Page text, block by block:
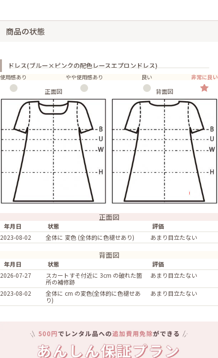
商品の状態
ドレス(ブルー×ピンクの配色レースエプロンドレス)
使用感あり やや使用感あり 良い 非常に良い
正面図 背面図
正面図
年月日 状態
評価
2023-08-02
全体に 変色 (全体的に色褪せあり) あまり目立たない
背面図
年月日 状態
評価
2026-07-27
スカートすそ付近に 3cm の破れた箇
所の補修跡
あまり目立たない
2023-08-02
全体に cm の変色(全体的に色褪せあ
り)
あまり目立たない